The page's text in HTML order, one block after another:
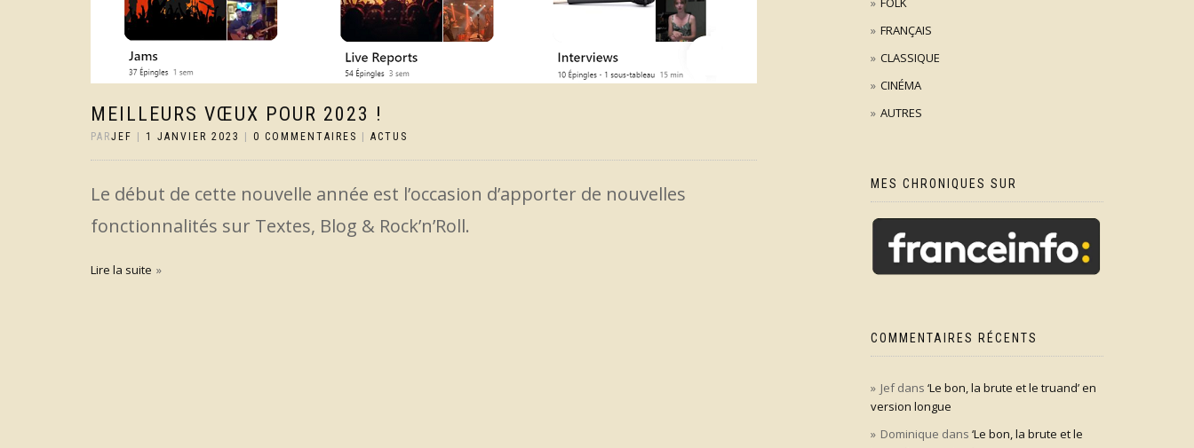
MEILLEURS VŒUX POUR 2023 !
PARJEF 1 JANVIER 2023 0 COMMENTAIRES ACTUS
Le début de cette nouvelle année est l’occasion d’apporter de nouvelles
fonctionnalités sur Textes, Blog & Rock’n’Roll.
Lire la suite
FRANÇAIS
CLASSIQUE
CINÉMA
AUTRES
MES CHRONIQUES SUR
COMMENTAIRES RÉCENTS
Jefdans ‘Le bon, la brute et le truand’ en
version longue
Dominique dans ‘Le bon, la brute et le